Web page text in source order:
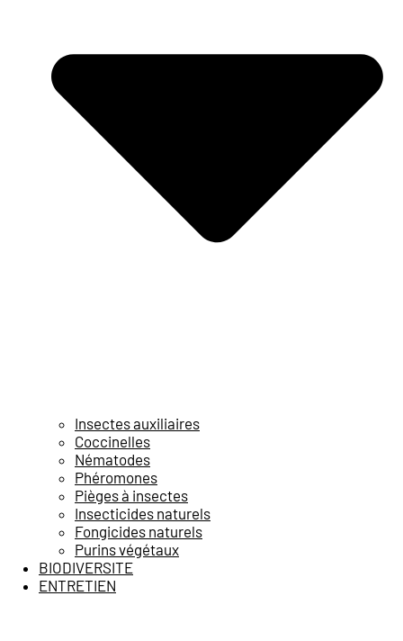
Insectes auxiliaires
Coccinelles
Nématodes
Phéromones
Pièges à insectes
Insecticides naturels
Fongicides naturels
Purins végétaux
BIODIVERSITE
ENTRETIEN